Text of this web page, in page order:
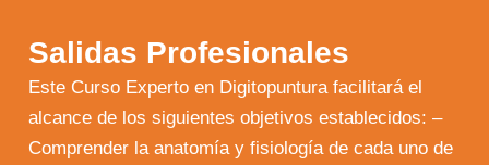
Salidas Profesionales
Este Curso Experto en Digitopuntura facilitará el
alcance de los siguientes objetivos establecidos: –
Comprender la anatomía y fisiología de cada uno de